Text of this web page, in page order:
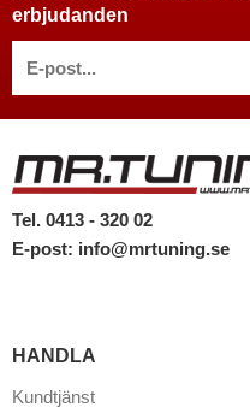
erbjudanden
Tel. 0413 - 320 02
E-post: info@mrtuning.se
HANDLA
Kundtjänst